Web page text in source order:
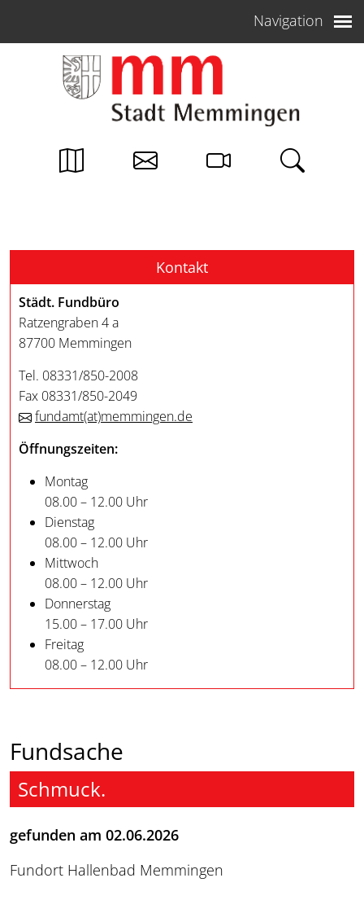
Navigation
Kontakt
Städt. Fundbüro
Ratzengraben 4 a
87700 Memmingen
Tel. 08331/850-2008
Fax 08331/850-2049
fundamt(at)memmingen.de
Öffnungszeiten:
Montag
08.00 – 12.00 Uhr
Dienstag
08.00 – 12.00 Uhr
Mittwoch
08.00 – 12.00 Uhr
Donnerstag
15.00 – 17.00 Uhr
Freitag
08.00 – 12.00 Uhr
Fundsache
Schmuck.
gefunden am 02.06.2026
Fundort Hallenbad Memmingen